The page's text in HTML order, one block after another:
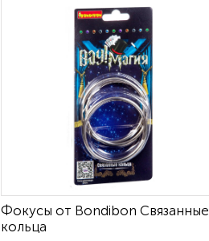
Фокусы от Bondibon Связанные
кольца